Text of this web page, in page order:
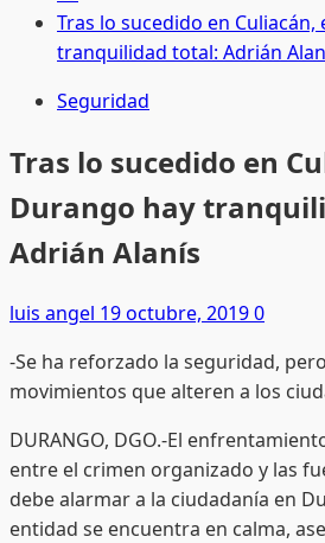
Tras lo sucedido en
tranquilidad total: Adrián
Seguridad
Tras lo sucedido en
Durango hay
Adrián Alanís
luis angel 19 octubre, 20190
-Se ha reforzado la seguridad,
movimientos que alteren a los
DURANGO, DGO.-El
entre el crimen organizado y las
debe alarmar a la ciudadanía en
entidad se encuentra en calma,